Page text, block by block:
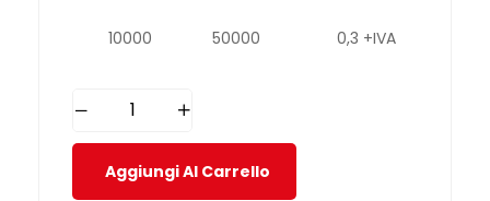
10000 50000 0,3 +IVA
Aggiungi Al Carrello